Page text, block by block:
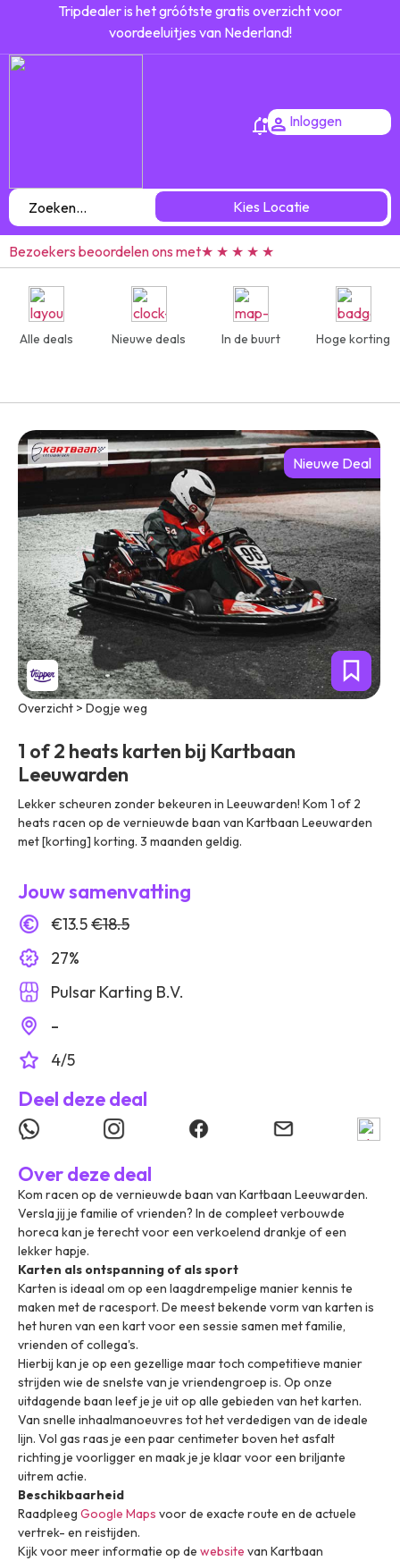
Tripdealer is het gróótste gratis overzicht voor
voordeeluitjes van Nederland!
Inloggen
Kies Locatie
Bezoekers beoordelen ons met★ ★ ★ ★ ★
Alle deals Nieuwe deals In de buurt Hoge korting
Nieuwe Deal
Overzicht > Dogje weg
1 of 2 heats karten bij Kartbaan
Leeuwarden
Lekker scheuren zonder bekeuren in Leeuwarden! Kom 1 of 2
heats racen op de vernieuwde baan van Kartbaan Leeuwarden
met [korting] korting. 3 maanden geldig.
Jouw samenvatting
€13.5€18.5
27%
Pulsar Karting B.V.
-
4/5
Deel deze deal
Over deze deal
Kom racen op de vernieuwde baan van Kartbaan Leeuwarden.
Versla jij je familie of vrienden? In de compleet verbouwde
horeca kan je terecht voor een verkoelend drankje of een
lekker hapje.
Karten als ontspanning of als sport
Karten is ideaal om op een laagdrempelige manier kennis te
maken met de racesport. De meest bekende vorm van karten is
het huren van een kart voor een sessie samen met familie,
vrienden of collega's.
Hierbij kan je op een gezellige maar toch competitieve manier
strijden wie de snelste van je vriendengroep is. Op onze
uitdagende baan leef je je uit op alle gebieden van het karten.
Van snelle inhaalmanoeuvres tot het verdedigen van de ideale
lijn. Vol gas raas je een paar centimeter boven het asfalt
richting je voorligger en maak je je klaar voor een briljante
uitrem actie.
Beschikbaarheid
Raadpleeg Google Maps voor de exacte route en de actuele
vertrek- en reistijden.
Kijk voor meer informatie op de website van Kartbaan